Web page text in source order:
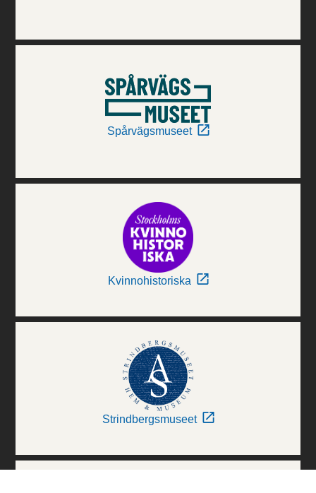
Spårvägsmuseet
Kvinnohistoriska
Strindbergsmuseet